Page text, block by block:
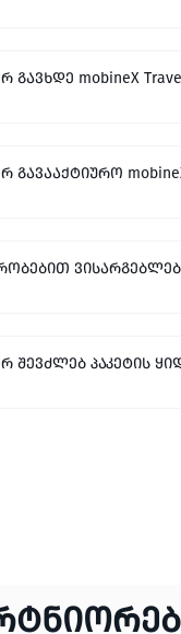
გავხდე mobineX
გავააქტიურო
ვისარგებლებ
შევძლებ პაკეტის